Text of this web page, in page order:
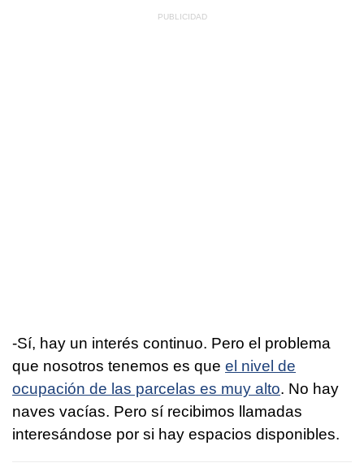
-Sí, hay un interés continuo. Pero el problema
que nosotros tenemos es que el nivel de
ocupación de las parcelas es muy alto. No hay
naves vacías. Pero sí recibimos llamadas
interesándose por si hay espacios disponibles.